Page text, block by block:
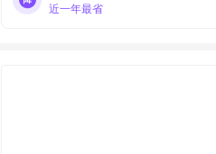
近一年最省